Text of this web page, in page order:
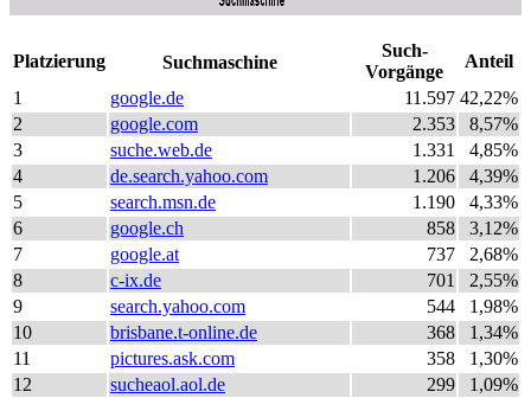
Platzierung Suchmaschine
Such-
Vorgänge
Anteil
1
google.de 11.597 42,22%
2
google.com 2.353
8,57%
3
suche.web.de 1.331
4,85%
4
de.search.yahoo.com 1.206
4,39%
5
search.msn.de 1.190
4,33%
6
google.ch 858
3,12%
7
google.at 737
2,68%
8
c-ix.de 701
2,55%
9
search.yahoo.com 544
1,98%
10
brisbane.t-online.de 368
1,34%
11
pictures.ask.com 358
1,30%
12
sucheaol.aol.de 299
1,09%